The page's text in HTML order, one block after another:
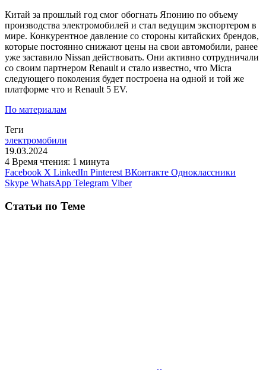
Китай за прошлый год смог обогнать Японию по объему
производства электромобилей и стал ведущим экспортером в
мире. Конкурентное давление со стороны китайских брендов,
которые постоянно снижают цены на свои автомобили, ранее
уже заставило Nissan действовать. Они активно сотрудничали
со своим партнером Renault и стало известно, что Micra
следующего поколения будет построена на одной и той же
платформе что и Renault 5 EV.
По материалам
Теги
электромобили
19.03.2024
4 Время чтения: 1 минута
Facebook X LinkedIn Pinterest ВКонтакте Одноклассники
Skype WhatsApp Telegram Viber
Статьи по Теме